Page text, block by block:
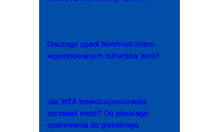
Dlaczego upadł Northvolt mimo
wpompowanych miliardów euro?
Jak IKEA zrewolucjonizowała
sprzedaż mebli? Od płaskiego
opakowania do globalnego